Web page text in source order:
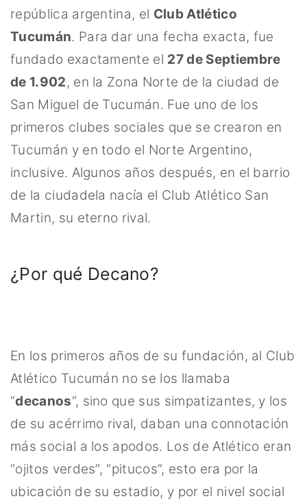
república argentina, el Club Atlético
Tucumán. Para dar una fecha exacta, fue
fundado exactamente el 27 de Septiembre
de 1.902, en la Zona Norte de la ciudad de
San Miguel de Tucumán. Fue uno de los
primeros clubes sociales que se crearon en
Tucumán y en todo el Norte Argentino,
inclusive. Algunos años después, en el barrio
de la ciudadela nacía el Club Atlético San
Martin, su eterno rival.
¿Por qué Decano?
En los primeros años de su fundación, al Club
Atlético Tucumán no se los llamaba
“decanos“, sino que sus simpatizantes, y los
de su acérrimo rival, daban una connotación
más social a los apodos. Los de Atlético eran
“ojitos verdes”, “pitucos”, esto era por la
ubicación de su estadio, y por el nivel social